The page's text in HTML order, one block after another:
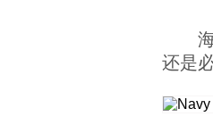
还是